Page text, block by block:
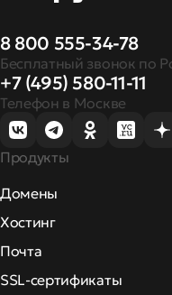
8 800 555-34-78
Бесплатный звонок по
+7 (495) 580-11-11
Телефон в Москве
Продукты
Домены
Хостинг
Почта
SSL-сертификаты